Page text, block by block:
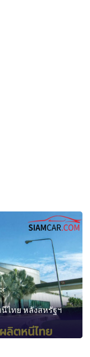
ไทย หลังสหรัฐฯ